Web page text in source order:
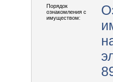
Порядок
ознакомления с
имуществом: